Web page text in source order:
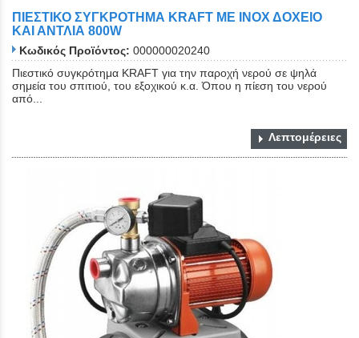
ΠΙΕΣΤΙΚΟ ΣΥΓΚΡΟΤΗΜΑ KRAFT ΜΕ ΙΝΟΧ ΔΟΧΕΙΟ
ΚΑΙ ΑΝΤΛΙΑ 800W
Κωδικός Προϊόντος: 000000020240
Πιεστικό συγκρότημα KRAFT για την παροχή νερού σε ψηλά
σημεία του σπιτιού, του εξοχικού κ.α. Όπου η πίεση του νερού
από...
Λεπτομέρειες